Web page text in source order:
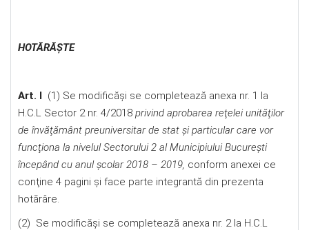
HOTĂRĂŞTE
Art. I (1) Se modificăşi se completează anexa nr. 1 la
H.C.L Sector 2 nr. 4/2018 privind aprobarea reţelei unităţilor
de învăţământ preuniversitar de stat şi particular care vor
funcţiona la nivelul Sectorului 2 al Municipiului Bucureşti
începând cu anul şcolar 2018 – 2019, conform anexei ce
conţine 4 pagini şi face parte integrantă din prezenta
hotărâre.
(2) Se modificăşi se completează anexa nr. 2 la H.C.L